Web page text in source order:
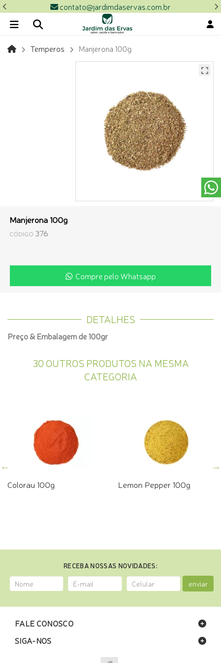
contato@jardimdaservas.com.br
Temperos Manjerona 100g
Manjerona 100g
CÓDIGO 376
Compre pelo Whatsapp
DETALHES
Preço & Embalagem de 100gr
30 OUTROS PRODUTOS NA MESMA
CATEGORIA
Colorau 100g Lemon Pepper 100g
RECEBA NOSSAS NOVIDADES:
enviar
FALE CONOSCO
SIGA-NOS